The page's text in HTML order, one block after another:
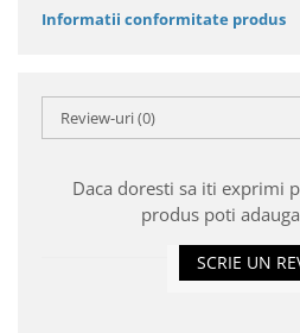
Informatii conformitate produs
Review-uri(0)
Daca doresti sa iti exprimi
produs poti
SCRIE UN